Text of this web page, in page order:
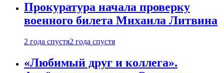
Прокуратура начала проверку
военного билета Михаила Литвина
2 года спустя2 года спустя
«Любимый друг и коллега».